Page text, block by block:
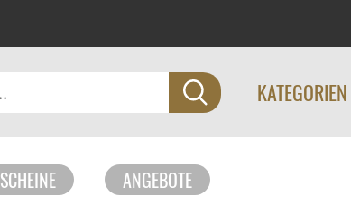
KATEGORIEN
ANGEBOTE